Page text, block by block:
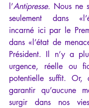
l’Antipresse. Nous ne
seulement dans
incarné ici par le
dans «l’état de
Président. Il n’y a
urgence, réelle ou
potentielle suffit. Or,
garantir qu’aucune
surgir dans nos